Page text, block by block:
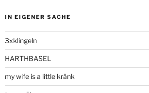
IN EIGENER SACHE
3xklingeln
HARTHBASEL
my wife is a little kränk